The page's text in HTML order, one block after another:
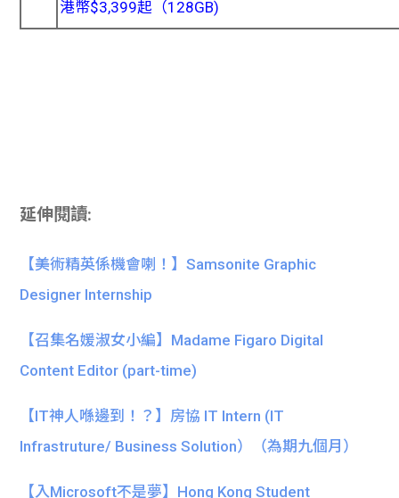
港幣$3,399起（128GB)
延伸閱讀:
【美術精英係機會喇！】Samsonite Graphic
Designer Internship
【召集名媛淑女小編】Madame Figaro Digital
Content Editor (part-time)
【IT神人喺邊到！？】房協 IT Intern (IT
Infrastruture/ Business Solution）（為期九個月）
【入Microsoft不是夢】Hong Kong Student